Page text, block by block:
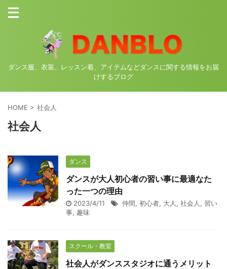
ダンス服、衣装、レッスン着、アイテムなどダンスに関する情報をお届
けするブログ
HOME > 社会人
社会人
ダンス
ダンスが大人初心者の習い事に最適なた
った一つの理由
2023/4/11 仲間, 初心者, 大人 , 社会人 , 習い
事, 趣味
スクール・教室
社会人がダンススタジオに通うメリット